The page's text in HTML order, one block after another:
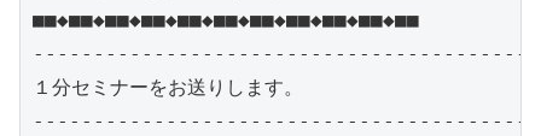
■■◆■■◆■■◆■■◆■■◆■■◆■■◆■■◆■■◆■■◆■■
１分セミナーをお送りします。